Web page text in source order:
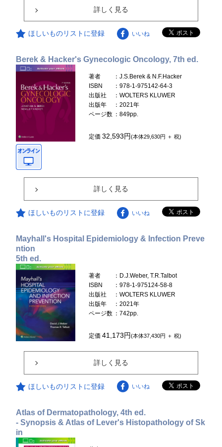
詳しく見る
ほしいものリストに登録 いいね
Berek & Hacker's Gynecologic Oncology, 7th ed.
著者
：J.S.Berek & N.F.Hacker
ISBN
：978-1-975142-64-3
出版社
：WOLTERS KLUWER
出版年
：2021年
ページ数 ：849pp.
定価32,593円(本体29,630円 ＋ 税)
詳しく見る
ほしいものリストに登録 いいね
Mayhall's Hospital Epidemiology & Infection Preve
ntion
5th ed.
著者
：D.J.Weber, T.R.Talbot
ISBN
：978-1-975124-58-8
出版社
：WOLTERS KLUWER
出版年
：2021年
ページ数 ：742pp.
定価41,173円(本体37,430円 ＋ 税)
詳しく見る
ほしいものリストに登録 いいね
Atlas of Dermatopathology, 4th ed.
- Synopsis & Atlas of Lever's Histopathology of Sk
in